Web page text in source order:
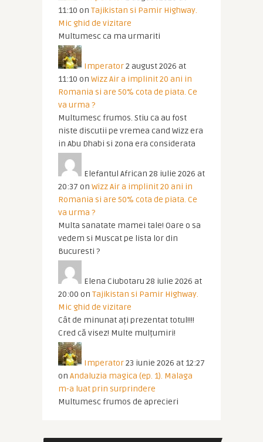
11:10 on Tajikistan si Pamir Highway.
Mic ghid de vizitare
Multumesc ca ma urmariti
Imperator2 august 2026 at
11:10 on Wizz Air a implinit 20 ani in
Romania si are 50% cota de piata. Ce
va urma ?
Multumesc frumos. Stiu ca au fost
niste discutii pe vremea cand Wizz era
in Abu Dhabi si zona era considerata
Elefantul African 28 iulie 2026 at
20:37 on Wizz Air a implinit 20 ani in
Romania si are 50% cota de piata. Ce
va urma ?
Multa sanatate mamei tale! Oare o sa
vedem si Muscat pe lista lor din
Bucuresti ?
Elena Ciubotaru 28 iulie 2026 at
20:00 on Tajikistan si Pamir Highway.
Mic ghid de vizitare
Cât de minunat ați prezentat totul!!!!
Cred că visez! Multe mulțumiri!
Imperator23 iunie 2026 at 12:27
on Andaluzia magica (ep. 1). Malaga
m-a luat prin surprindere
Multumesc frumos de aprecieri